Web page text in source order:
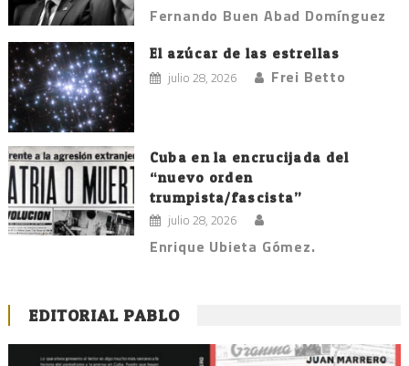
Fernando Buen Abad Domínguez
El azúcar de las estrellas
julio 28, 2026 Frei Betto
Cuba en la encrucijada del
“nuevo orden
trumpista/fascista”
julio 28, 2026
Enrique Ubieta Gómez.
EDITORIAL PABLO